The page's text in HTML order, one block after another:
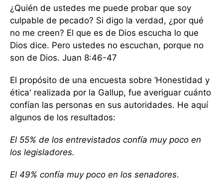
¿Quién de ustedes me puede probar que soy
culpable de pecado? Si digo la verdad, ¿por qué
no me creen? El que es de Dios escucha lo que
Dios dice. Pero ustedes no escuchan, porque no
son de Dios. Juan 8:46-47
El propósito de una encuesta sobre ‘Honestidad y
ética' realizada por la Gallup, fue averiguar cuánto
confían las personas en sus autoridades. He aquí
algunos de los resultados:
El 55% de los entrevistados confía muy poco en
los legisladores.
El 49% confía muy poco en los senadores.